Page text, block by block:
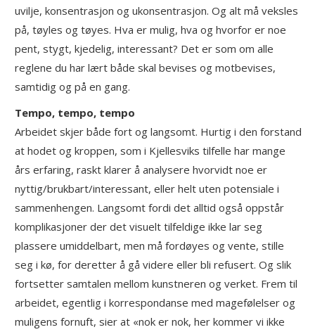
uvilje, konsentrasjon og ukonsentrasjon. Og alt må veksles
på, tøyles og tøyes. Hva er mulig, hva og hvorfor er noe
pent, stygt, kjedelig, interessant? Det er som om alle
reglene du har lært både skal bevises og motbevises,
samtidig og på en gang.
Tempo, tempo, tempo
Arbeidet skjer både fort og langsomt. Hurtig i den forstand
at hodet og kroppen, som i Kjellesviks tilfelle har mange
års erfaring, raskt klarer å analysere hvorvidt noe er
nyttig/brukbart/interessant, eller helt uten potensiale i
sammenhengen. Langsomt fordi det alltid også oppstår
komplikasjoner der det visuelt tilfeldige ikke lar seg
plassere umiddelbart, men må fordøyes og vente, stille
seg i kø, for deretter å gå videre eller bli refusert. Og slik
fortsetter samtalen mellom kunstneren og verket. Frem til
arbeidet, egentlig i korrespondanse med magefølelser og
muligens fornuft, sier at «nok er nok, her kommer vi ikke